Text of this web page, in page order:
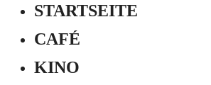
STARTSEITE
CAFÉ
KINO